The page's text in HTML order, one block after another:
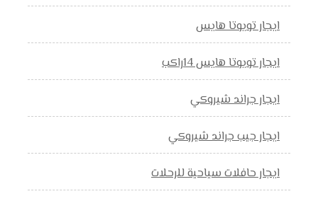
ايجار تويوتا هايس
ايجار تويوتا هايس 14راكب
ايجار جراند شيروكي
ايجار جيب جراند شيروكي
ايجار حافلات سياحية للرحلات